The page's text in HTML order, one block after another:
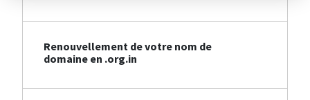
Renouvellement de votre nom de
domaine en .org.in